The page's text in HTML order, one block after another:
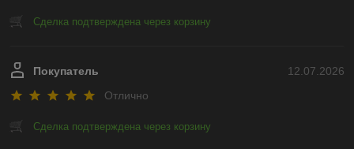
Сделка подтверждена через корзину
12.07.2026
Покупатель
Отлично
Сделка подтверждена через корзину